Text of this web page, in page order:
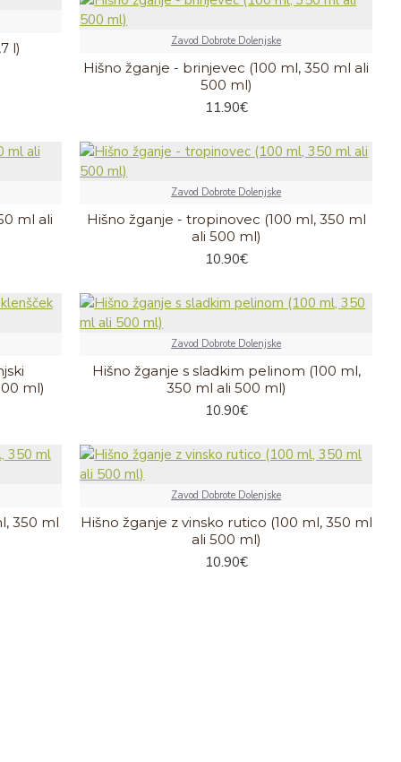
l) Zavod Dobrote Dolenjske
Hišno žganje - brinjevec (100 ml, 350 ml ali
500 ml)
11.90€
ml ali
Zavod Dobrote Dolenjske
Hišno žganje - tropinovec (100 ml, 350 ml
ali 500 ml)
10.90€
ml)
Zavod Dobrote Dolenjske
Hišno žganje s sladkim pelinom (100 ml,
350 ml ali 500 ml)
10.90€
350 ml
Zavod Dobrote Dolenjske
Hišno žganje z vinsko rutico (100 ml, 350 ml
ali 500 ml)
10.90€